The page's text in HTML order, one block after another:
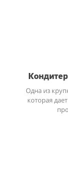
Одна из
которая